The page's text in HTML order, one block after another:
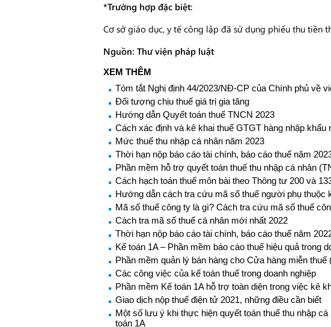
*Trường hợp đặc biệt:
Cơ sở giáo dục, y tế công lập đã sử dụng phiếu thu tiền
Nguồn: Thư viện pháp luật
XEM THÊM
Tóm tắt Nghị định 44/2023/NĐ-CP của Chính phủ về
Đối tượng chịu thuế giá trị gia tăng
Hướng dẫn Quyết toán thuế TNCN 2023
Cách xác định và kê khai thuế GTGT hàng nhập khẩu
Mức thuế thu nhập cá nhân năm 2023
Thời hạn nộp báo cáo tài chính, báo cáo thuế năm
Phần mềm hỗ trợ quyết toán thuế thu nhập cá nhân
Cách hạch toán thuế môn bài theo Thông tư 200 và
Hướng dẫn cách tra cứu mã số thuế người phụ thuộc
Mã số thuế công ty là gì? Cách tra cứu mã số thuế
Cách tra mã số thuế cá nhân mới nhất 2022
Thời hạn nộp báo cáo tài chính, báo cáo thuế năm
Kế toán 1A – Phần mềm báo cáo thuế hiệu quả trong
Phần mềm quản lý bán hàng cho Cửa hàng miễn thuế
Các công việc của kế toán thuế trong doanh nghiệp
Phần mềm Kế toán 1A hỗ trợ toàn diện trong việc kê
Giao dịch nộp thuế điện tử 2021, những điều cần biết
Một số lưu ý khi thực hiện quyết toán thuế thu nhập
toán 1A